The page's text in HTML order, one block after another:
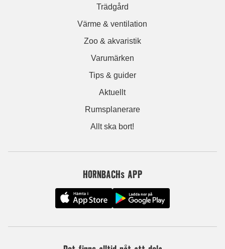
Trädgård
Värme & ventilation
Zoo & akvaristik
Varumärken
Tips & guider
Aktuellt
Rumsplanerare
Allt ska bort!
HORNBACHs APP